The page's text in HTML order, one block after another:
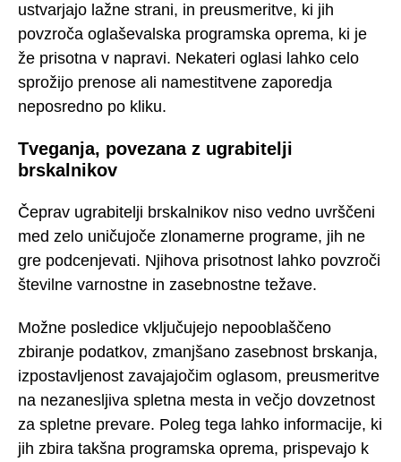
ustvarjajo lažne strani, in preusmeritve, ki jih
povzroča oglaševalska programska oprema, ki je
že prisotna v napravi. Nekateri oglasi lahko celo
sprožijo prenose ali namestitvene zaporedja
neposredno po kliku.
Tveganja, povezana z ugrabitelji
brskalnikov
Čeprav ugrabitelji brskalnikov niso vedno uvrščeni
med zelo uničujoče zlonamerne programe, jih ne
gre podcenjevati. Njihova prisotnost lahko povzroči
številne varnostne in zasebnostne težave.
Možne posledice vključujejo nepooblaščeno
zbiranje podatkov, zmanjšano zasebnost brskanja,
izpostavljenost zavajajočim oglasom, preusmeritve
na nezanesljiva spletna mesta in večjo dovzetnost
za spletne prevare. Poleg tega lahko informacije, ki
jih zbira takšna programska oprema, prispevajo k